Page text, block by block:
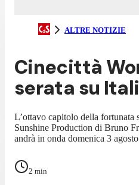
ALTRE NOTIZIE
Cinecittà
serata su
L’ottavo capitolo della fortunata
Sunshine Production di Bruno
andrà in onda domenica 3
2 min